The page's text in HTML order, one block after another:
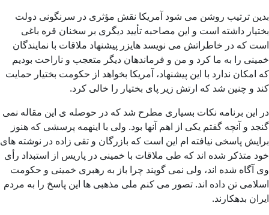
بدین ترتیب روشن می شود آمریکا نقش مؤثری در سرنگونی دولت
بختیار داشته است و این مصاحبه تأیید دیگری بر سخنان قره باغی
است که در خاطراتش می نویسد هایزر پیشنهاد ملاقات با نمایندگان
خمینی را به ما کرد و من و فرماندهان دیگر متعجب و ناراحت بودیم
که امکان ندارد با این پیشنهاد، آمریکا بخواهد از حکومت بختیار حمایت
کند و چنین شد که ارتش زیر پای بختیار را خالی کرد.
در این برنامه نکات بسیاری مطرح شد که در حوصله ی این مقاله نمی
گنجد و آنچه گفتم یکی از اهم آنها بود. ولی با اینهمه پرسشی که هنوز
برایش پاسخی نیافته ام این است که بازرگان و تقی زاده در نوشته های
خود متذکر شده اند که طی ملاقات با خمینی در پاریس از استبداد رأی
وی آگاه شده اند، ولی نمی گویند چرا باز به رهبری خمینی و حکومت
اسلامی تن داده اند. تصور می کنم ملی مذهبی ها این پاسخ را به مردم
ایران بدهکارند.